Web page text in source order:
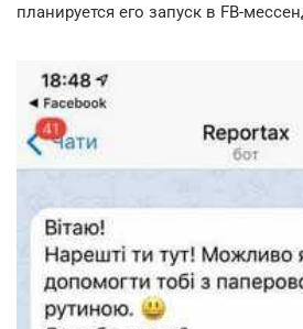
планируется его запуск в FB-